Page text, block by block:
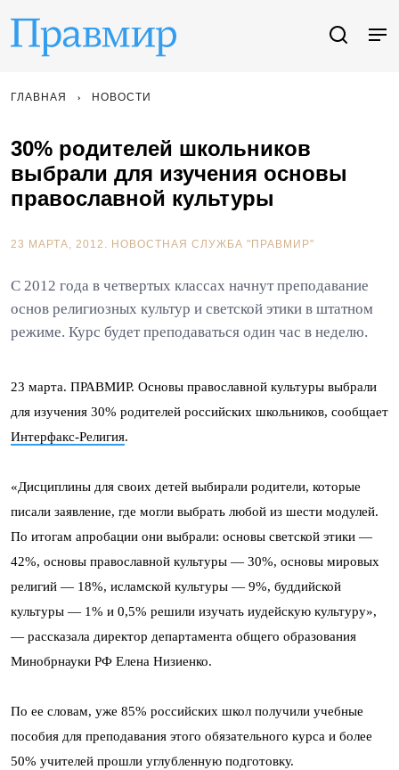
ГЛАВНАЯ НОВОСТИ
30% родителей школьников
выбрали для изучения основы
православной культуры
23 МАРТА, 2012. НОВОСТНАЯ СЛУЖБА "ПРАВМИР"
С 2012 года в четвертых классах начнут преподавание
основ религиозных культур и светской этики в штатном
режиме. Курс будет преподаваться один час в неделю.
23 марта. ПРАВМИР. Основы православной культуры выбрали
для изучения 30% родителей российских школьников, сообщает
Интерфакс-Религия.
«Дисциплины для своих детей выбирали родители, которые
писали заявление, где могли выбрать любой из шести модулей.
По итогам апробации они выбрали: основы светской этики —
42%, основы православной культуры — 30%, основы мировых
религий — 18%, исламской культуры — 9%, буддийской
культуры — 1% и 0,5% решили изучать иудейскую культуру»,
— рассказала директор департамента общего образования
Минобрнауки РФ Елена Низиенко.
По ее словам, уже 85% российских школ получили учебные
пособия для преподавания этого обязательного курса и более
50% учителей прошли углубленную подготовку.